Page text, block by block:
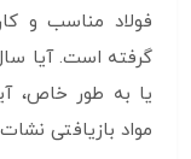
فولاد مناسب و
مواد بازیافتی